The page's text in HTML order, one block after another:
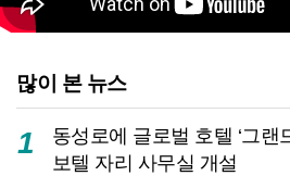
많이 본 뉴스
1
동성로에 글로벌 호텔 ‘그
보텔 자리 사무실 개설